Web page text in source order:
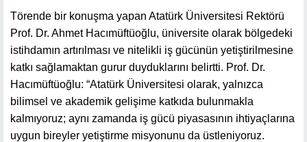
Törende bir konuşma yapan Atatürk Üniversitesi Rektörü
Prof. Dr. Ahmet Hacımüftüoğlu, üniversite olarak bölgedeki
istihdamın artırılması ve nitelikli iş gücünün yetiştirilmesine
katkı sağlamaktan gurur duyduklarını belirtti. Prof. Dr.
Hacımüftüoğlu: “Atatürk Üniversitesi olarak, yalnızca
bilimsel ve akademik gelişime katkıda bulunmakla
kalmıyoruz; aynı zamanda iş gücü piyasasının ihtiyaçlarına
uygun bireyler yetiştirme misyonunu da üstleniyoruz.